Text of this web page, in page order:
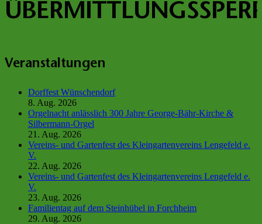
Veranstaltungen
Dorffest Wünschendorf
8. Aug. 2026
Orgelnacht anlässlich 300 Jahre George-Bähr-Kirche &
Silbermann-Orgel
21. Aug. 2026
Vereins- und Gartenfest des Kleingartenvereins Lengefeld e.
V.
22. Aug. 2026
Vereins- und Gartenfest des Kleingartenvereins Lengefeld e.
V.
23. Aug. 2026
Familientag auf dem Steinhübel in Forchheim
29. Aug. 2026